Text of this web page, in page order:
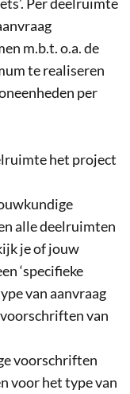
m.b.t. o.a. de
te realiseren
per
het project
alle deelruimten
je of jouw
‘specifieke
van aanvraag
van
voorschriften
voor het type van